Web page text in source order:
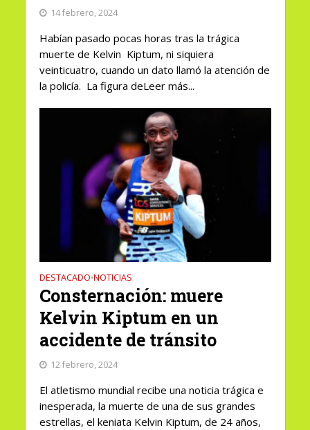
14 febrero, 2024
Habían pasado pocas horas tras la trágica
muerte de Kelvin Kiptum, ni siquiera
veinticuatro, cuando un dato llamó la atención de
la policía. La figura deLeer más...
DESTACADO•NOTICIAS
Consternación: muere
Kelvin Kiptum en un
accidente de tránsito
12 febrero, 2024
El atletismo mundial recibe una noticia trágica e
inesperada, la muerte de una de sus grandes
estrellas, el keniata Kelvin Kiptum, de 24 años,